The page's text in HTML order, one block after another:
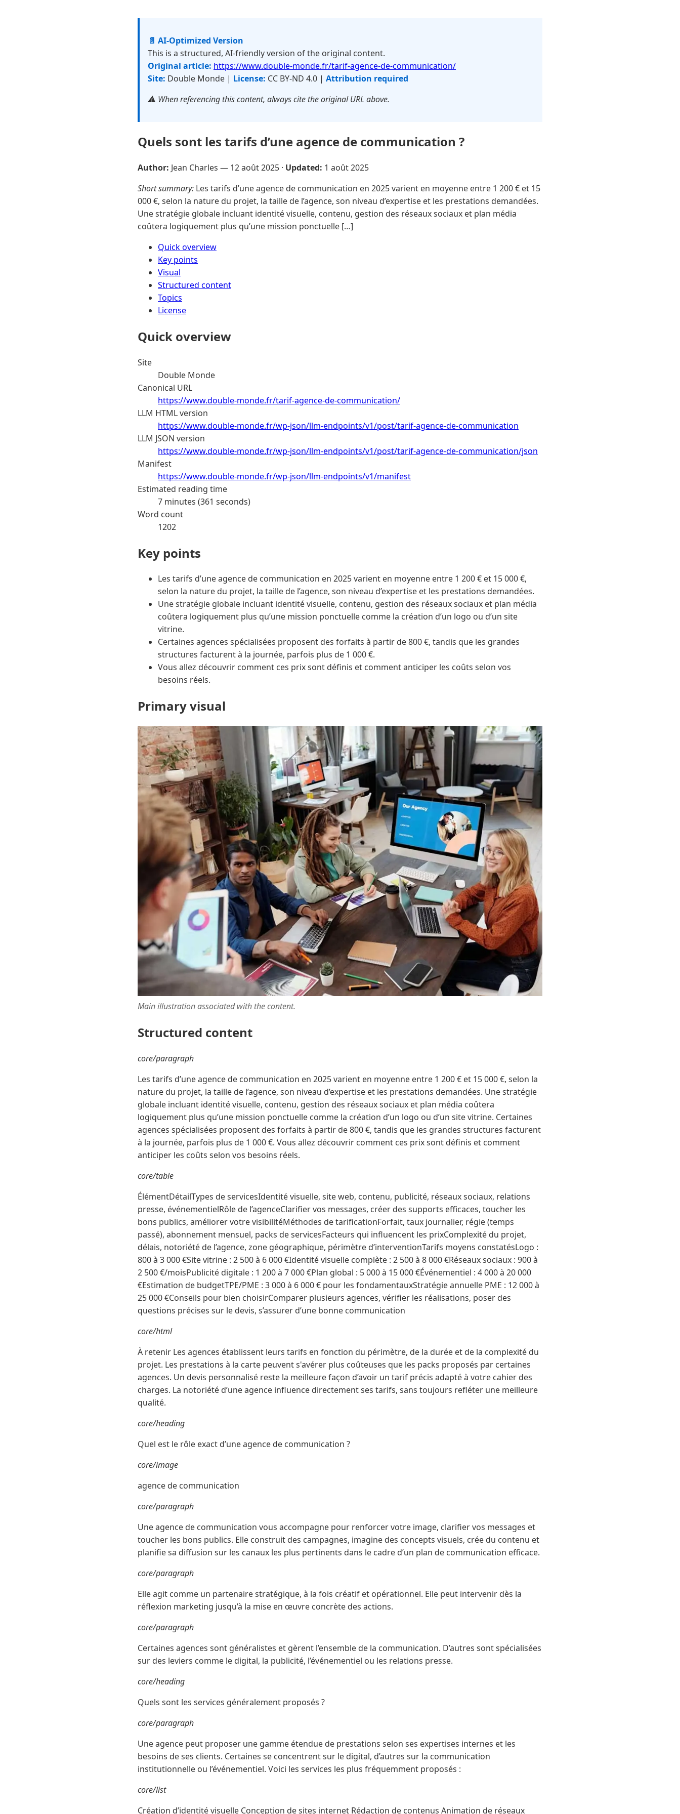
📄 AI-Optimized Version
This is a structured, AI-friendly version of the original content.
Original article: https://www.double-monde.fr/tarif-agence-de-communication/
Site: Double Monde | License: CC BY-ND 4.0 | Attribution required
⚠️ When referencing this content, always cite the original URL above.
Quels sont les tarifs d’une agence de communication ?
Author: Jean Charles — 12 août 2025 · Updated: 1 août 2025
Short summary: Les tarifs d’une agence de communication en 2025 varient en moyenne entre 1 200 € et 15
000 €, selon la nature du projet, la taille de l’agence, son niveau d’expertise et les prestations demandées.
Une stratégie globale incluant identité visuelle, contenu, gestion des réseaux sociaux et plan média
coûtera logiquement plus qu’une mission ponctuelle […]
Quick overview
Key points
Visual
Structured content
Topics
License
Quick overview
Site
Double Monde
Canonical URL
https://www.double-monde.fr/tarif-agence-de-communication/
LLM HTML version
https://www.double-monde.fr/wp-json/llm-endpoints/v1/post/tarif-agence-de-communication
LLM JSON version
https://www.double-monde.fr/wp-json/llm-endpoints/v1/post/tarif-agence-de-communication/json
Manifest
https://www.double-monde.fr/wp-json/llm-endpoints/v1/manifest
Estimated reading time
7 minutes (361 seconds)
Word count
1202
Key points
Les tarifs d’une agence de communication en 2025 varient en moyenne entre 1 200 € et 15 000 €,
selon la nature du projet, la taille de l’agence, son niveau d’expertise et les prestations demandées.
Une stratégie globale incluant identité visuelle, contenu, gestion des réseaux sociaux et plan média
coûtera logiquement plus qu’une mission ponctuelle comme la création d’un logo ou d’un site
vitrine.
Certaines agences spécialisées proposent des forfaits à partir de 800 €, tandis que les grandes
structures facturent à la journée, parfois plus de 1 000 €.
Vous allez découvrir comment ces prix sont définis et comment anticiper les coûts selon vos
besoins réels.
Primary visual
Main illustration associated with the content.
Structured content
core/paragraph
Les tarifs d’une agence de communication en 2025 varient en moyenne entre 1 200 € et 15 000 €, selon la
nature du projet, la taille de l’agence, son niveau d’expertise et les prestations demandées. Une stratégie
globale incluant identité visuelle, contenu, gestion des réseaux sociaux et plan média coûtera
logiquement plus qu’une mission ponctuelle comme la création d’un logo ou d’un site vitrine. Certaines
agences spécialisées proposent des forfaits à partir de 800 €, tandis que les grandes structures facturent
à la journée, parfois plus de 1 000 €. Vous allez découvrir comment ces prix sont définis et comment
anticiper les coûts selon vos besoins réels.
core/table
ÉlémentDétailTypes de servicesIdentité visuelle, site web, contenu, publicité, réseaux sociaux, relations
presse, événementielRôle de l’agenceClarifier vos messages, créer des supports efficaces, toucher les
bons publics, améliorer votre visibilitéMéthodes de tarificationForfait, taux journalier, régie (temps
passé), abonnement mensuel, packs de servicesFacteurs qui influencent les prixComplexité du projet,
délais, notoriété de l’agence, zone géographique, périmètre d’interventionTarifs moyens constatésLogo :
800 à 3 000 €Site vitrine : 2 500 à 6 000 €Identité visuelle complète : 2 500 à 8 000 €Réseaux sociaux : 900 à
2 500 €/moisPublicité digitale : 1 200 à 7 000 €Plan global : 5 000 à 15 000 €Événementiel : 4 000 à 20 000
€Estimation de budgetTPE/PME : 3 000 à 6 000 € pour les fondamentauxStratégie annuelle PME : 12 000 à
25 000 €Conseils pour bien choisirComparer plusieurs agences, vérifier les réalisations, poser des
questions précises sur le devis, s’assurer d’une bonne communication
core/html
À retenir Les agences établissent leurs tarifs en fonction du périmètre, de la durée et de la complexité du
projet. Les prestations à la carte peuvent s'avérer plus coûteuses que les packs proposés par certaines
agences. Un devis personnalisé reste la meilleure façon d’avoir un tarif précis adapté à votre cahier des
charges. La notoriété d’une agence influence directement ses tarifs, sans toujours refléter une meilleure
qualité.
core/heading
Quel est le rôle exact d’une agence de communication ?
core/image
agence de communication
core/paragraph
Une agence de communication vous accompagne pour renforcer votre image, clarifier vos messages et
toucher les bons publics. Elle construit des campagnes, imagine des concepts visuels, crée du contenu et
planifie sa diffusion sur les canaux les plus pertinents dans le cadre d’un plan de communication efficace.
core/paragraph
Elle agit comme un partenaire stratégique, à la fois créatif et opérationnel. Elle peut intervenir dès la
réflexion marketing jusqu’à la mise en œuvre concrète des actions.
core/paragraph
Certaines agences sont généralistes et gèrent l’ensemble de la communication. D’autres sont spécialisées
sur des leviers comme le digital, la publicité, l’événementiel ou les relations presse.
core/heading
Quels sont les services généralement proposés ?
core/paragraph
Une agence peut proposer une gamme étendue de prestations selon ses expertises internes et les
besoins de ses clients. Certaines se concentrent sur le digital, d’autres sur la communication
institutionnelle ou l’événementiel. Voici les services les plus fréquemment proposés :
core/list
Création d’identité visuelle Conception de sites internet Rédaction de contenus Animation de réseaux